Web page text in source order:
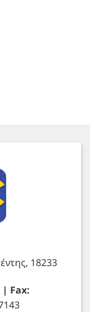
18233
| Fax: